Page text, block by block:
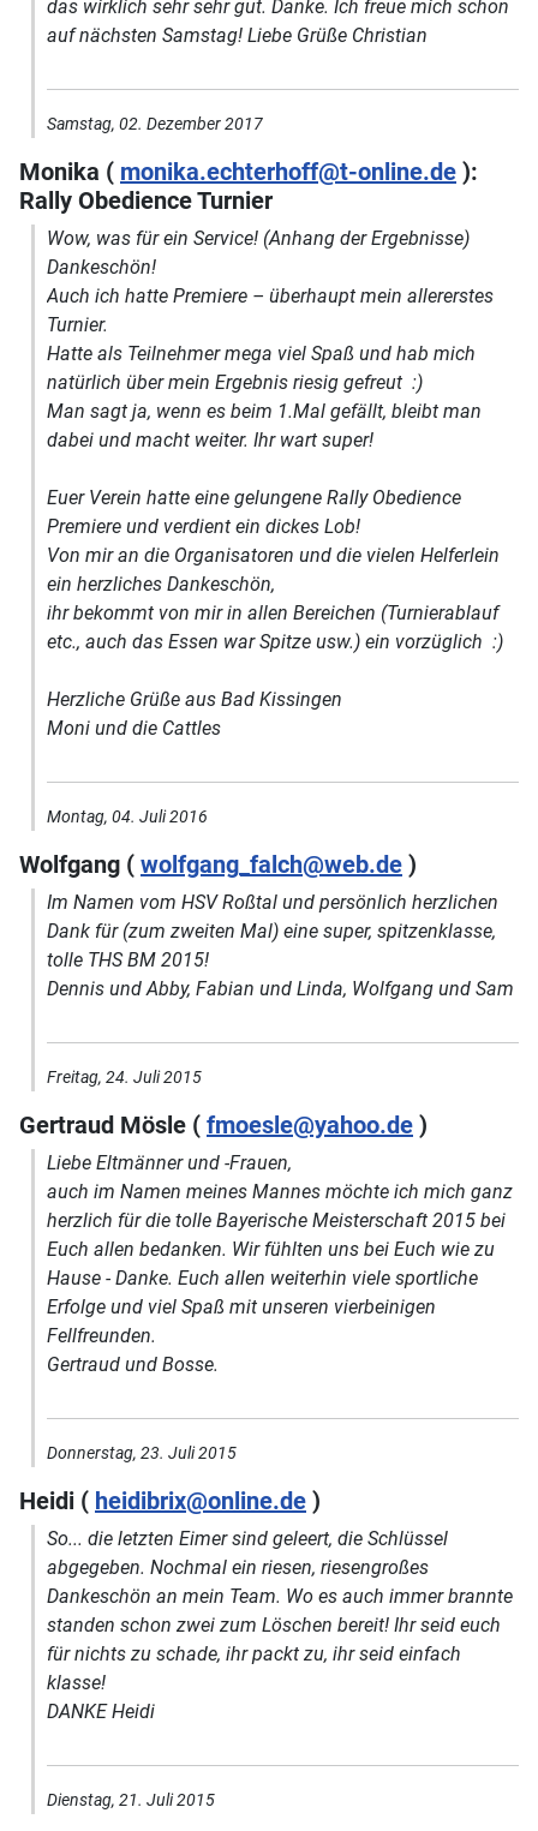
das wirklich sehr sehr gut. Danke. Ich freue mich schon
auf nächsten Samstag! Liebe Grüße Christian
Samstag, 02. Dezember 2017
Monika ( monika.echterhoff@t-online.de ):
Rally Obedience Turnier
Wow, was für ein Service! (Anhang der Ergebnisse)
Dankeschön!
Auch ich hatte Premiere – überhaupt mein allererstes
Turnier.
Hatte als Teilnehmer mega viel Spaß und hab mich
natürlich über mein Ergebnis riesig gefreut :)
Man sagt ja, wenn es beim 1.Mal gefällt, bleibt man
dabei und macht weiter. Ihr wart super!
Euer Verein hatte eine gelungene Rally Obedience
Premiere und verdient ein dickes Lob!
Von mir an die Organisatoren und die vielen Helferlein
ein herzliches Dankeschön,
ihr bekommt von mir in allen Bereichen (Turnierablauf
etc., auch das Essen war Spitze usw.) ein vorzüglich :)
Herzliche Grüße aus Bad Kissingen
Moni und die Cattles
Montag, 04. Juli 2016
Wolfgang ( wolfgang_falch@web.de )
Im Namen vom HSV Roßtal und persönlich herzlichen
Dank für (zum zweiten Mal) eine super, spitzenklasse,
tolle THS BM 2015!
Dennis und Abby, Fabian und Linda, Wolfgang und Sam
Freitag, 24. Juli 2015
Gertraud Mösle ( fmoesle@yahoo.de )
Liebe Eltmänner und -Frauen,
auch im Namen meines Mannes möchte ich mich ganz
herzlich für die tolle Bayerische Meisterschaft 2015 bei
Euch allen bedanken. Wir fühlten uns bei Euch wie zu
Hause - Danke. Euch allen weiterhin viele sportliche
Erfolge und viel Spaß mit unseren vierbeinigen
Fellfreunden.
Gertraud und Bosse.
Donnerstag, 23. Juli 2015
Heidi ( heidibrix@online.de )
So... die letzten Eimer sind geleert, die Schlüssel
abgegeben. Nochmal ein riesen, riesengroßes
Dankeschön an mein Team. Wo es auch immer brannte
standen schon zwei zum Löschen bereit! Ihr seid euch
für nichts zu schade, ihr packt zu, ihr seid einfach
klasse!
DANKE Heidi
Dienstag, 21. Juli 2015